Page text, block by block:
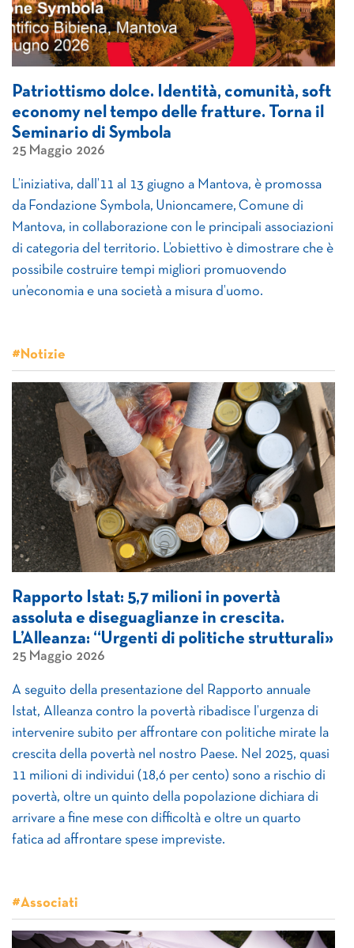
Patriottismo dolce. Identità, comunità, soft
economy nel tempo delle fratture. Torna il
Seminario di Symbola
25 Maggio 2026
L’iniziativa, dall’11 al 13 giugno a Mantova, è promossa
da Fondazione Symbola, Unioncamere, Comune di
Mantova, in collaborazione con le principali associazioni
di categoria del territorio. L’obiettivo è dimostrare che è
possibile costruire tempi migliori promuovendo
un’economia e una società a misura d’uomo.
#Notizie
Rapporto Istat: 5,7 milioni in povertà
assoluta e diseguaglianze in crescita.
L’Alleanza: “Urgenti di politiche strutturali»
25 Maggio 2026
A seguito della presentazione del Rapporto annuale
Istat, Alleanza contro la povertà ribadisce l’urgenza di
intervenire subito per affrontare con politiche mirate la
crescita della povertà nel nostro Paese. Nel 2025, quasi
11 milioni di individui (18,6 per cento) sono a rischio di
povertà, oltre un quinto della popolazione dichiara di
arrivare a fine mese con difficoltà e oltre un quarto
fatica ad affrontare spese impreviste.
#Associati